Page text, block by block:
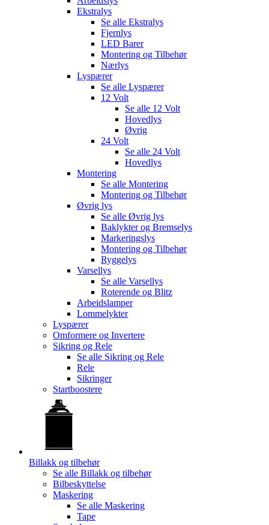
Ekstralys
Se alle Ekstralys
Fjernlys
LED Barer
Montering og Tilbehør
Nærlys
Lyspærer
Se alle Lyspærer
12 Volt
Se alle 12 Volt
Hovedlys
Øvrig
24 Volt
Se alle 24 Volt
Hovedlys
Montering
Se alle Montering
Montering og Tilbehør
Øvrig lys
Se alle Øvrig lys
Baklykter og Bremselys
Markeringslys
Montering og Tilbehør
Ryggelys
Varsellys
Se alle Varsellys
Roterende og Blitz
Arbeidslamper
Lommelykter
Lyspærer
Omformere og Invertere
Sikring og Rele
Se alle Sikring og Rele
Rele
Sikringer
Startboostere
Billakk og tilbehør
Se alle Billakk og tilbehør
Bilbeskyttelse
Maskering
Se alle Maskering
Tape